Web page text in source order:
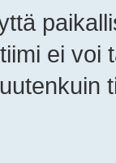
ei